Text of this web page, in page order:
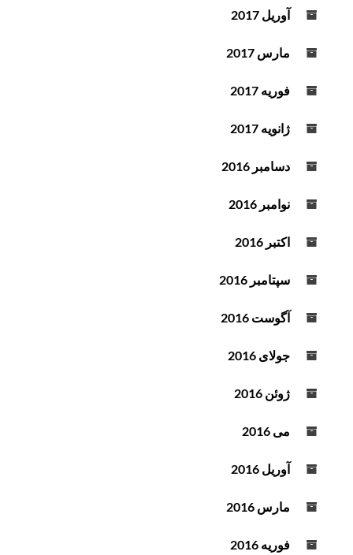
آوریل 2017
مارس 2017
فوریه 2017
ژانویه 2017
دسامبر 2016
نوامبر 2016
اکتبر 2016
سپتامبر 2016
آگوست 2016
جولای 2016
ژوئن 2016
می 2016
آوریل 2016
مارس 2016
فوریه 2016